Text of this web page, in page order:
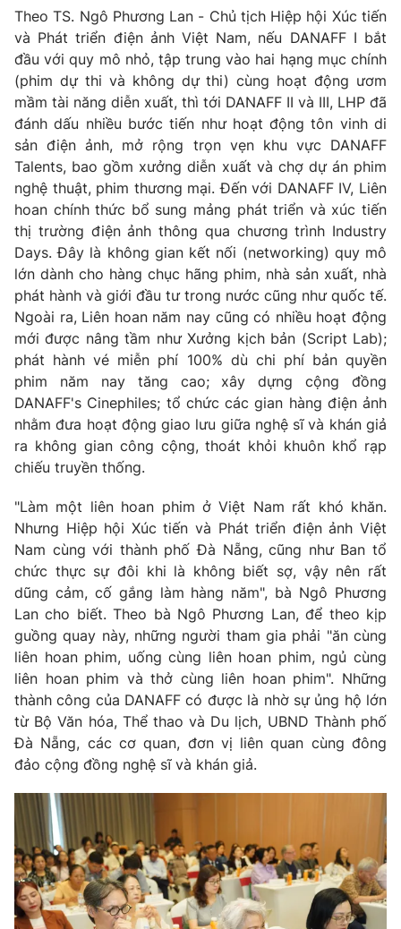
Theo TS. Ngô Phương Lan - Chủ tịch Hiệp hội Xúc tiến
và Phát triển điện ảnh Việt Nam, nếu DANAFF I bắt
đầu với quy mô nhỏ, tập trung vào hai hạng mục chính
(phim dự thi và không dự thi) cùng hoạt động ươm
mầm tài năng diễn xuất, thì tới DANAFF II và III, LHP đã
đánh dấu nhiều bước tiến như hoạt động tôn vinh di
sản điện ảnh, mở rộng trọn vẹn khu vực DANAFF
Talents, bao gồm xưởng diễn xuất và chợ dự án phim
nghệ thuật, phim thương mại. Đến với DANAFF IV, Liên
hoan chính thức bổ sung mảng phát triển và xúc tiến
thị trường điện ảnh thông qua chương trình Industry
Days. Đây là không gian kết nối (networking) quy mô
lớn dành cho hàng chục hãng phim, nhà sản xuất, nhà
phát hành và giới đầu tư trong nước cũng như quốc tế.
Ngoài ra, Liên hoan năm nay cũng có nhiều hoạt động
mới được nâng tầm như Xưởng kịch bản (Script Lab);
phát hành vé miễn phí 100% dù chi phí bản quyền
phim năm nay tăng cao; xây dựng cộng đồng
DANAFF's Cinephiles; tổ chức các gian hàng điện ảnh
nhằm đưa hoạt động giao lưu giữa nghệ sĩ và khán giả
ra không gian công cộng, thoát khỏi khuôn khổ rạp
chiếu truyền thống.
"Làm một liên hoan phim ở Việt Nam rất khó khăn.
Nhưng Hiệp hội Xúc tiến và Phát triển điện ảnh Việt
Nam cùng với thành phố Đà Nẵng, cũng như Ban tổ
chức thực sự đôi khi là không biết sợ, vậy nên rất
dũng cảm, cố gắng làm hàng năm", bà Ngô Phương
Lan cho biết. Theo bà Ngô Phương Lan, để theo kịp
guồng quay này, những người tham gia phải "ăn cùng
liên hoan phim, uống cùng liên hoan phim, ngủ cùng
liên hoan phim và thở cùng liên hoan phim". Những
thành công của DANAFF có được là nhờ sự ủng hộ lớn
từ Bộ Văn hóa, Thể thao và Du lịch, UBND Thành phố
Đà Nẵng, các cơ quan, đơn vị liên quan cùng đông
đảo cộng đồng nghệ sĩ và khán giả.